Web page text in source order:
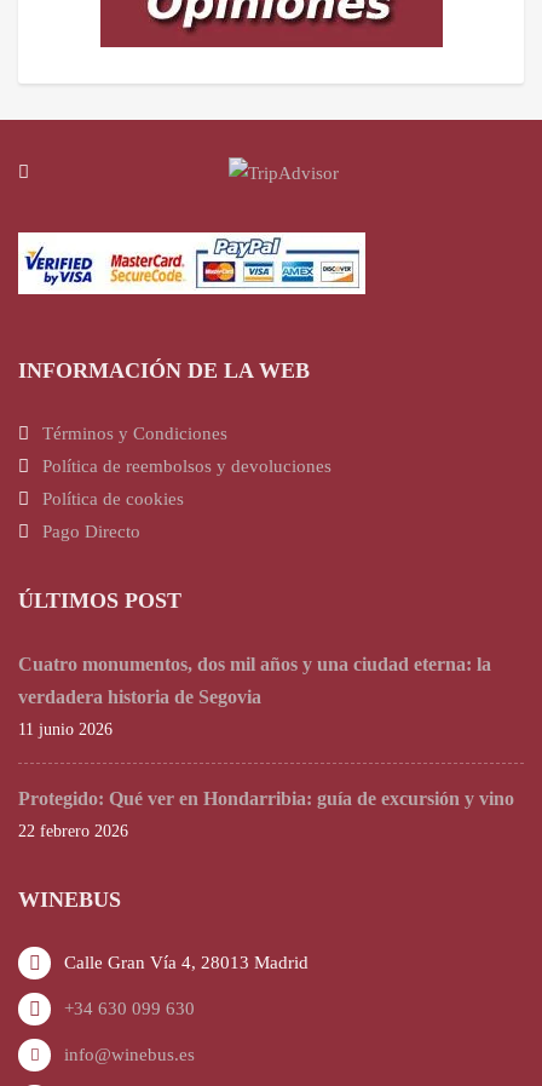
INFORMACIÓN DE LA WEB
Términos y Condiciones
Política de reembolsos y devoluciones
Política de cookies
Pago Directo
ÚLTIMOS POST
Cuatro monumentos, dos mil años y una ciudad eterna: la
verdadera historia de Segovia
11 junio 2026
Protegido: Qué ver en Hondarribia: guía de excursión y vino
22 febrero 2026
WINEBUS
Calle Gran Vía 4, 28013 Madrid
+34 630 099 630
info@winebus.es